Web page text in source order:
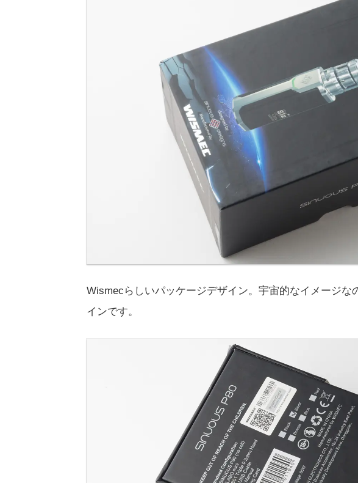
Wismecらしいパッケージデザイン。宇宙的なイメージな
インです。